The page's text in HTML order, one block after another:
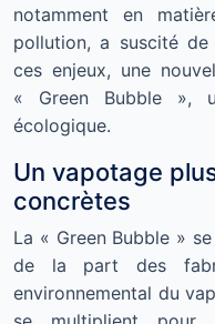
notamment en
pollution, a suscité de
ces enjeux, une
« Green Bubble »,
écologique.
Un vapotage
concrètes
La « Green Bubble »
de la part des
environnemental du